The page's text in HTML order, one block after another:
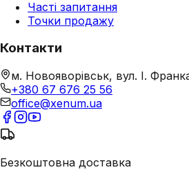
Часті запитання
Точки продажу
Контакти
м. Новояворівськ, вул. І.
+380 67 676 25 56
office@xenum.ua
Безкоштовна доставка